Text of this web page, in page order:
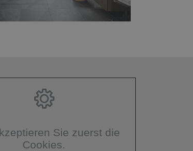
Sie zuerst die
Cookies.